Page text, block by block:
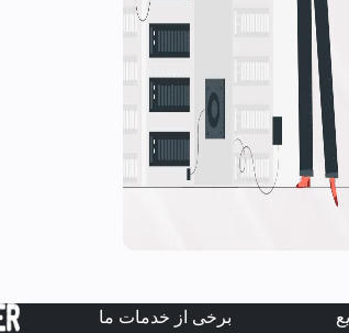
برخی از خدمات ما